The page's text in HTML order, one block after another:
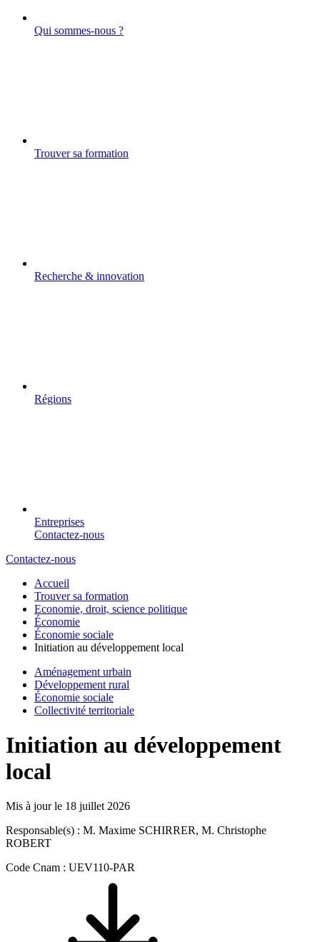
Qui sommes-nous ?
Trouver sa formation
Recherche & innovation
Régions
Entreprises
Contactez-nous
Contactez-nous
Accueil
Trouver sa formation
Economie, droit, science politique
Économie
Économie sociale
Initiation au développement local
Aménagement urbain
Développement rural
Économie sociale
Collectivité territoriale
Initiation au développement
local
Mis à jour le 18 juillet 2026
Responsable(s) : M. Maxime SCHIRRER, M. Christophe
ROBERT
Code Cnam : UEV110-PAR